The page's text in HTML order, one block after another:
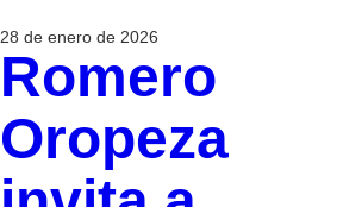
28 de enero de 2026
Romero
Oropeza